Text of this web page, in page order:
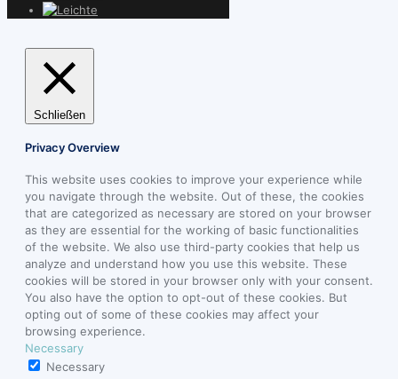
Schließen
Privacy Overview
This website uses cookies to improve your experience while
you navigate through the website. Out of these, the cookies
that are categorized as necessary are stored on your browser
as they are essential for the working of basic functionalities
of the website. We also use third-party cookies that help us
analyze and understand how you use this website. These
cookies will be stored in your browser only with your consent.
You also have the option to opt-out of these cookies. But
opting out of some of these cookies may affect your
browsing experience.
Necessary
Necessary